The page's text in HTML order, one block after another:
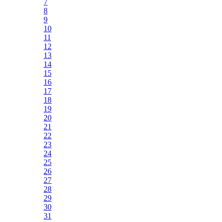
7
8
9
10
11
12
13
14
15
16
17
18
19
20
21
22
23
24
25
26
27
28
29
30
31